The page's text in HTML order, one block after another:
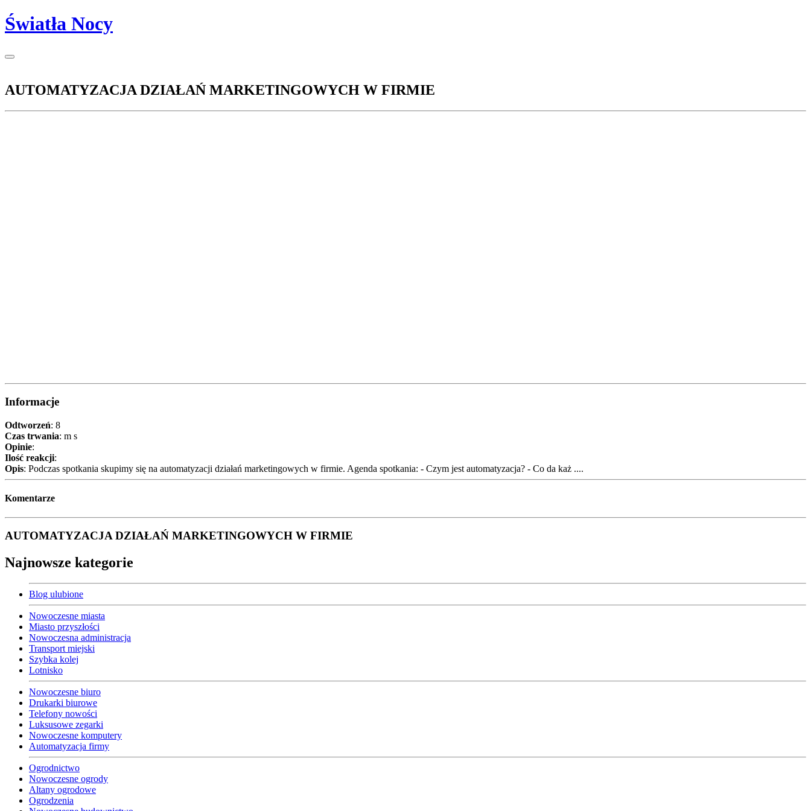
Światła Nocy
AUTOMATYZACJA DZIAŁAŃ MARKETINGOWYCH W FIRMIE
Informacje
Odtworzeń: 8
Czas trwania: m s
Opinie:
Ilość reakcji:
Opis: Podczas spotkania skupimy się na automatyzacji działań marketingowych w firmie. Agenda spotkania: - Czym jest automatyzacja? - Co da każ ....
Komentarze
AUTOMATYZACJA DZIAŁAŃ MARKETINGOWYCH W FIRMIE
Najnowsze kategorie
Blog ulubione
Nowoczesne miasta
Miasto przyszłości
Nowoczesna administracja
Transport miejski
Szybka kolej
Lotnisko
Nowoczesne biuro
Drukarki biurowe
Telefony nowości
Luksusowe zegarki
Nowoczesne komputery
Automatyzacja firmy
Ogrodnictwo
Nowoczesne ogrody
Altany ogrodowe
Ogrodzenia